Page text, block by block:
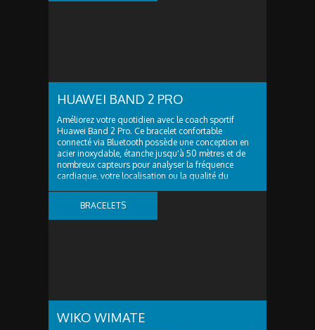
HUAWEI BAND 2 PRO
Améliorez votre quotidien avec le coach sportif
Huawei Band 2 Pro. Ce bracelet confortable
connecté via Bluetooth possède une conception en
acier inoxydable, étanche jusqu'à 50 mètres et de
nombreux capteurs pour analyser la fréquence
cardiaque, votre localisation ou la qualité du
BRACELETS
WIKO WIMATE